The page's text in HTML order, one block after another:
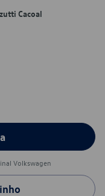
Cacoal
Volkswagen